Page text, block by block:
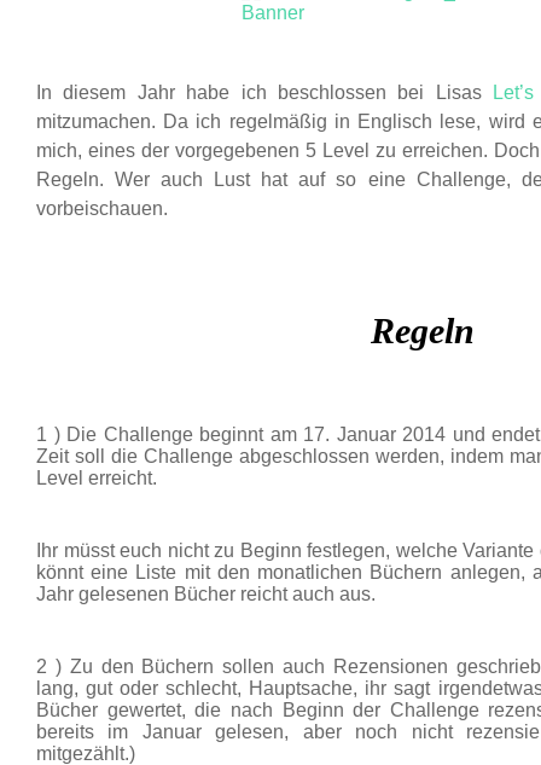
In diesem Jahr habe ich beschlossen bei Lisas
mitzumachen. Da ich regelmäßig in Englisch lese, wird
mich, eines der vorgegebenen 5 Level zu erreichen.
Regeln. Wer auch Lust hat auf so eine Challenge,
vorbeischauen.
Regeln
1 ) Die Challenge beginnt am 17. Januar 2014 und
Zeit soll die Challenge abgeschlossen werden, indem
Level erreicht.
Ihr müsst euch nicht zu Beginn festlegen, welche
könnt eine Liste mit den monatlichen Büchern anlegen,
Jahr gelesenen Bücher reicht auch aus.
2 ) Zu den Büchern sollen auch Rezensionen
lang, gut oder schlecht, Hauptsache, ihr sagt
Bücher gewertet, die nach Beginn der Challenge
bereits im Januar gelesen, aber noch nicht
mitgezählt.)